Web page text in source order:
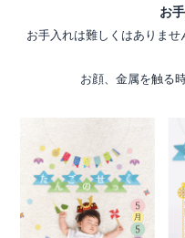
お
お手入れは難しくはありま
お顔、金属を触る